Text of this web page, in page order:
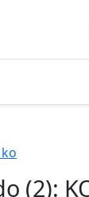
(2):